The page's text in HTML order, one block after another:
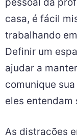
casa, é fácil
trabalhando
Definir um
ajudar a
comunique
eles entendam
As distrações